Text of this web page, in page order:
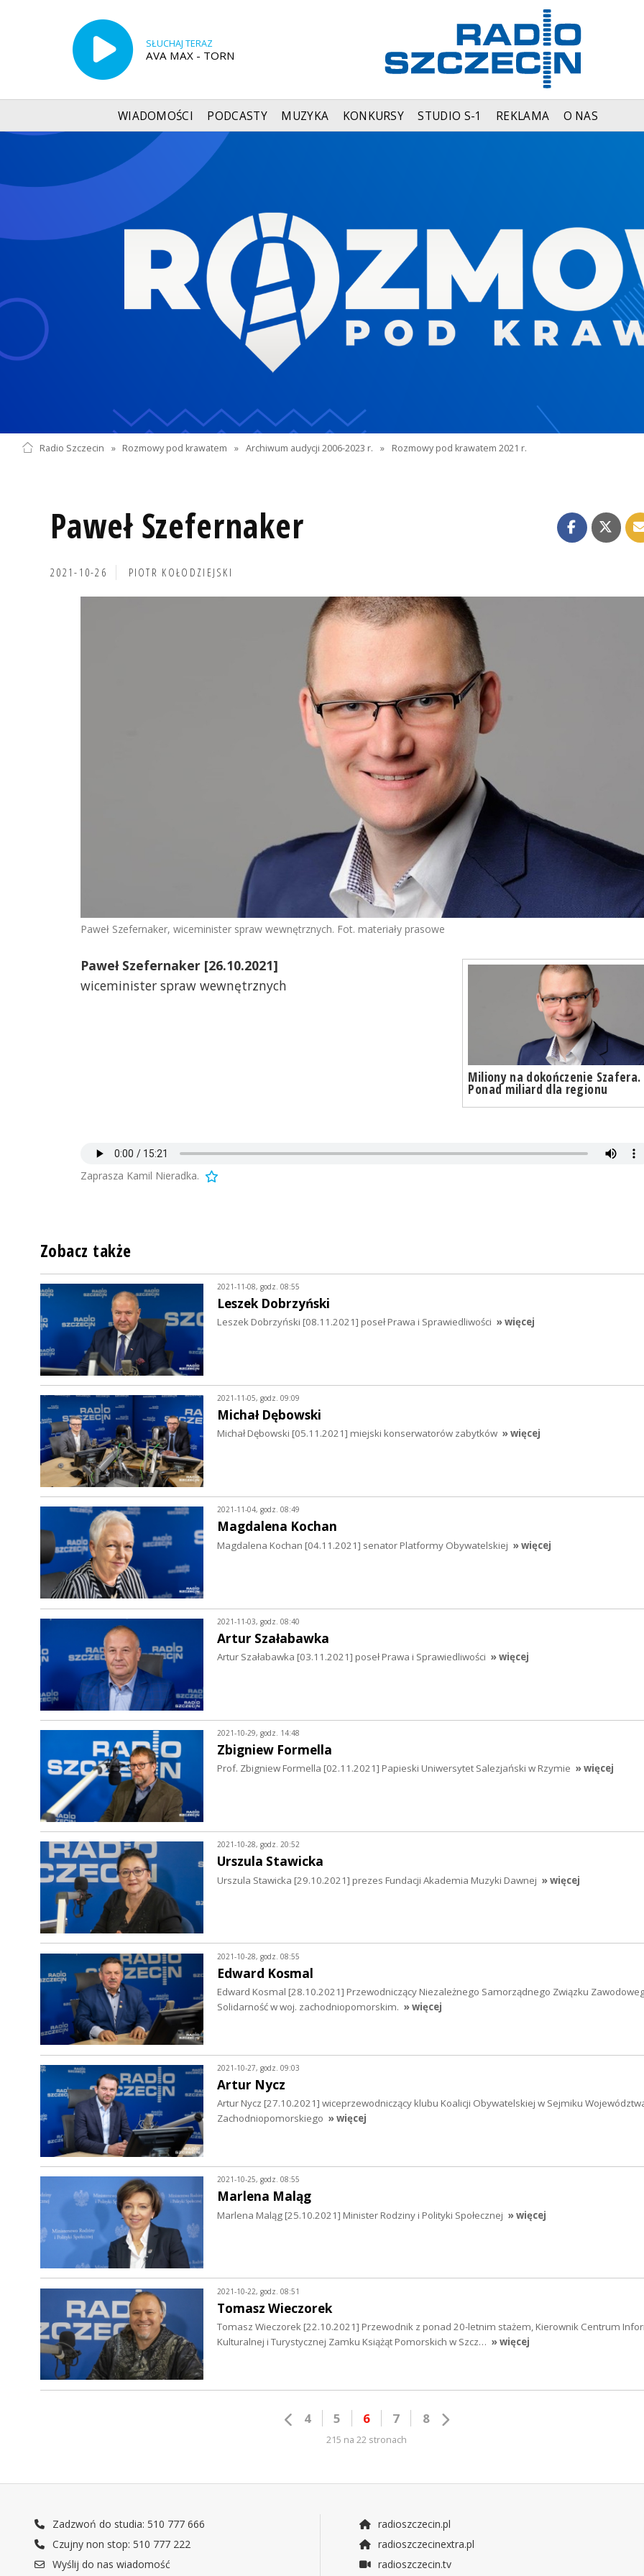
SŁUCHAJ TERAZ
AVA MAX - TORN
WIADOMOŚCI PODCASTY MUZYKA KONKURSY STUDIO S-1 REKLAMA O NAS
Radio Szczecin » Rozmowy pod krawatem » Archiwum audycji 2006-2023 r. » Rozmowy pod krawatem 2021 r.
Paweł Szefernaker
2021-10-26 PIOTR KOŁODZIEJSKI
Paweł Szefernaker, wiceminister spraw wewnętrznych. Fot. materiały prasowe
Miliony na dokończenie Szafera.
Ponad miliard dla regionu
Paweł Szefernaker [26.10.2021]
wiceminister spraw wewnętrznych
Zaprasza Kamil Nieradka.
Zobacz także
2021-11-08, godz. 08:55
Leszek Dobrzyński
Leszek Dobrzyński [08.11.2021] poseł Prawa i Sprawiedliwości » więcej
2021-11-05, godz. 09:09
Michał Dębowski
Michał Dębowski [05.11.2021] miejski konserwatorów zabytków » więcej
2021-11-04, godz. 08:49
Magdalena Kochan
Magdalena Kochan [04.11.2021] senator Platformy Obywatelskiej » więcej
2021-11-03, godz. 08:40
Artur Szałabawka
Artur Szałabawka [03.11.2021] poseł Prawa i Sprawiedliwości » więcej
2021-10-29, godz. 14:48
Zbigniew Formella
Prof. Zbigniew Formella [02.11.2021] Papieski Uniwersytet Salezjański w Rzymie » więcej
2021-10-28, godz. 20:52
Urszula Stawicka
Urszula Stawicka [29.10.2021] prezes Fundacji Akademia Muzyki Dawnej » więcej
2021-10-28, godz. 08:55
Edward Kosmal
Edward Kosmal [28.10.2021] Przewodniczący Niezależnego Samorządnego Związku
Solidarność w woj. zachodniopomorskim. » więcej
2021-10-27, godz. 09:03
Artur Nycz
Artur Nycz [27.10.2021] wiceprzewodniczący klubu Koalicji Obywatelskiej w Sejmiku
Zachodniopomorskiego » więcej
2021-10-25, godz. 08:55
Marlena Maląg
Marlena Maląg [25.10.2021] Minister Rodziny i Polityki Społecznej » więcej
2021-10-22, godz. 08:51
Tomasz Wieczorek
Tomasz Wieczorek [22.10.2021] Przewodnik z ponad 20-letnim stażem, Kierownik Centrum
Kulturalnej i Turystycznej Zamku Książąt Pomorskich w Szcz… » więcej
4 5 6 7 8
215 na 22 stronach
Zadzwoń do studia: 510 777 666
Czujny non stop: 510 777 222
Wyślij do nas wiadomość
radioszczecin.pl
radioszczecinextra.pl
radioszczecin.tv